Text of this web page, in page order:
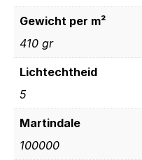
Gewicht per m²
410 gr
Lichtechtheid
5
Martindale
100000